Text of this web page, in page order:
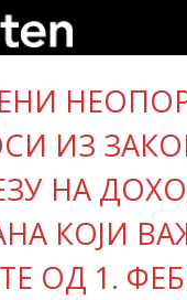
ИЗ
НА
КОЈИ
ОД 1.